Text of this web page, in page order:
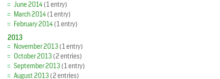
June 2014(1 entry)
March 2014(1 entry)
February 2014(1 entry)
2013
November 2013(1 entry)
October 2013(2 entries)
September 2013(1 entry)
August 2013(2 entries)